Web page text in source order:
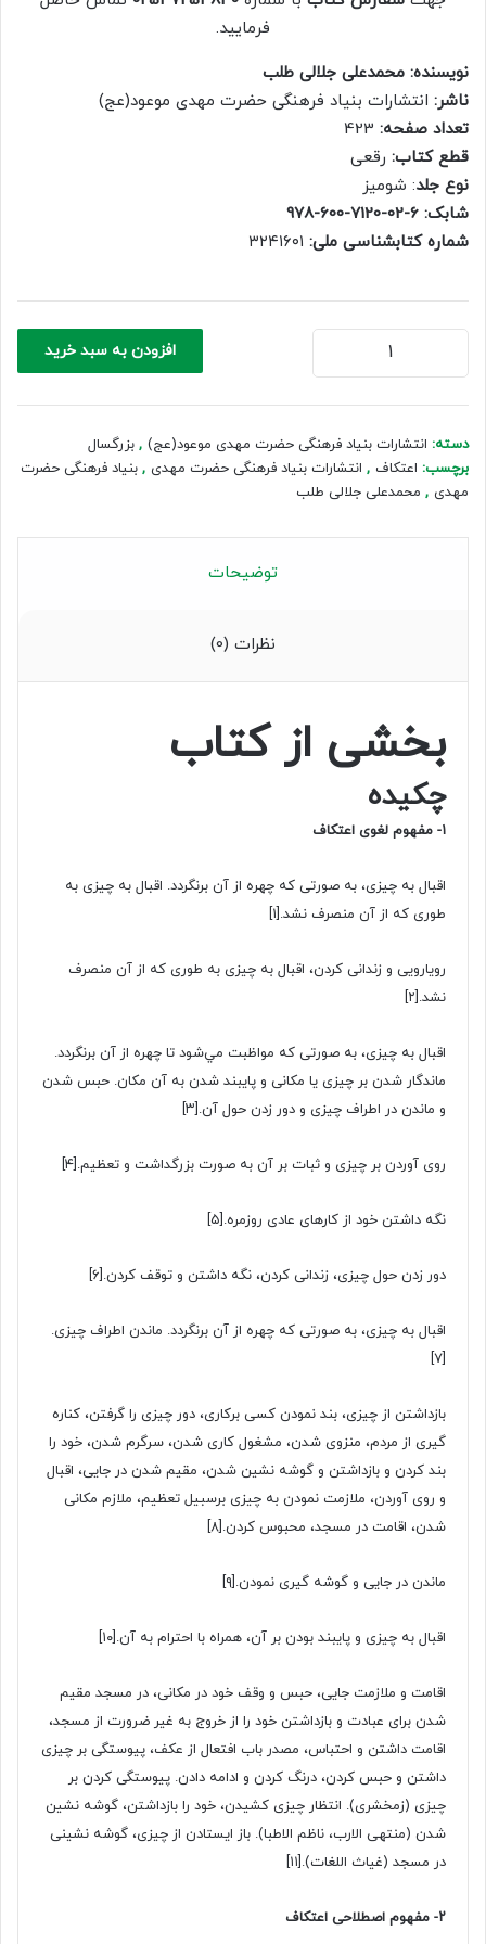
500,000 ریال.
350,000 ریال.
فرمایید.
نویسنده: محمدعلی جلالی طلب
ناشر: انتشارات بنیاد فرهنگی حضرت مهدی موعود(عج)
تعداد صفحه:
قطع کتاب: رقعی
نوع جلد: شومیز
شابک: 6-02-7120-600-978
شماره کتابشناسی ملی:
اعتکاف
افزودن به سبد خرید
دسته: انتشارات بنیاد فرهنگی حضرت مهدی موعود(عج) , بزرگسال
برچسب: اعتکاف , انتشارات بنیاد فرهنگی حضرت مهدی , بنیاد فرهنگی حضرت
مهدی , محمدعلی جلالی طلب
توضیحات
نظرات (0)
بخشی از کتاب
چکیده
۱- مفهوم لغوی اعتکاف
اقبال به چیزی، به صورتی که چهره از آن برنگردد. اقبال به چیزی به
طوری که از آن منصرف نشد.[۱]
رویارویی و زندانی کردن، اقبال به چیزی به طوری که از آن منصرف
نشد.[۲]
اقبال به چیزی، به صورتی که مواظبت ﻣﻲشود تا چهره از آن برنگردد.
ماندگار شدن بر چیزی یا مکانی و پایبند شدن به آن مکان. حبس شدن
و ماندن در اطراف چیزی و دور زدن حول آن.[۳]
روی آوردن بر چیزی و ثبات بر آن به صورت بزرگداشت و تعظیم.[۴]
نگه داشتن خود از کارهای عادی روزمره.[۵]
دور زدن حول چیزی، زندانی کردن، نگه داشتن و توقف کردن.[۶]
اقبال به چیزی، به صورتی که چهره از آن برنگردد. ماندن اطراف چیزی.
[۷]
بازداشتن از چیزی، بند نمودن کسی برکاری، دور چیزی را گرفتن، کناره
گیری از مردم، منزوی شدن، مشغول کاری شدن، سرگرم شدن، خود را
بند کردن و بازداشتن و گوشه نشین شدن، مقیم شدن در جایی، اقبال
و روی آوردن، ملازمت نمودن به چیزی برسبیل تعظیم، ملازم مکانی
شدن، اقامت در مسجد، محبوس کردن.[۸]
ماندن در جایی و گوشه گیری نمودن.[۹]
اقبال به چیزی و پایبند بودن بر آن، همراه با احترام به آن.[۱۰]
اقامت و ملازمت جایی، حبس و وقف خود در مکانی، در مسجد مقیم
شدن برای عبادت و بازداشتن خود را از خروج به غیر ضرورت از مسجد،
اقامت داشتن و احتباس، مصدر باب افتعال از عکف، پیوستگی بر چیزی
داشتن و حبس کردن، درنگ کردن و ادامه دادن. پیوستگی کردن بر
چیزی (زمخشری). انتظار چیزی کشیدن، خود را بازداشتن، گوشه نشین
شدن (منتهی الارب، ناظم الاطبا). باز ایستادن از چیزی، گوشه نشینی
در مسجد (غیاث اللغات).[۱۱]
۲- مفهوم اصطلاحی اعتکاف